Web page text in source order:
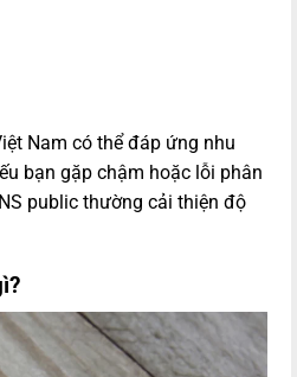
Nam có thể đáp ứng nhu
bạn gặp chậm hoặc lỗi phân
public thường cải thiện độ